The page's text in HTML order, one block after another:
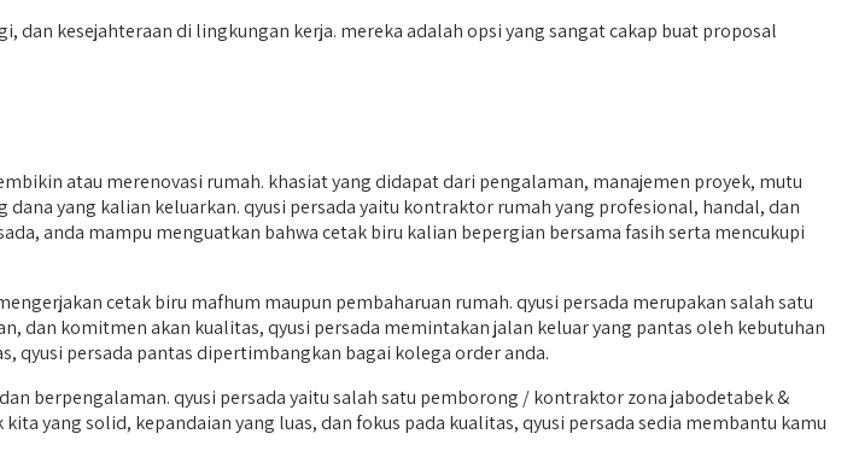
kesejahteraan di lingkungan kerja. mereka adalah opsi yang sangat cakap buat proposal
atau merenovasi rumah. khasiat yang didapat dari pengalaman, manajemen proyek, mutu
yang kalian keluarkan. qyusi persada yaitu kontraktor rumah yang profesional, handal, dan
anda mampu menguatkan bahwa cetak biru kalian bepergian bersama fasih serta mencukupi
cetak biru mafhum maupun pembaharuan rumah. qyusi persada merupakan salah satu
komitmen akan kualitas, qyusi persada memintakan jalan keluar yang pantas oleh kebutuhan
qyusi persada pantas dipertimbangkan bagai kolega order anda.
berpengalaman. qyusi persada yaitu salah satu pemborong / kontraktor zona jabodetabek &
yang solid, kepandaian yang luas, dan fokus pada kualitas, qyusi persada sedia membantu kamu